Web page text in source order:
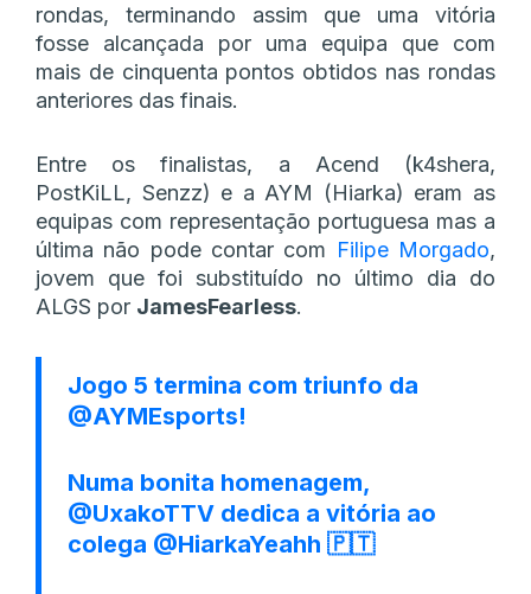
rondas, terminando assim que uma vitória
fosse alcançada por uma equipa que com
mais de cinquenta pontos obtidos nas rondas
anteriores das finais.
Entre os finalistas, a Acend (k4shera,
PostKiLL, Senzz) e a AYM (Hiarka) eram as
equipas com representação portuguesa mas a
última não pode contar com Filipe Morgado,
jovem que foi substituído no último dia do
ALGS por JamesFearless.
Jogo 5 termina com triunfo da
@AYMEsports!
Numa bonita homenagem,
@UxakoTTV dedica a vitória ao
colega @HiarkaYeahh 🇵🇹